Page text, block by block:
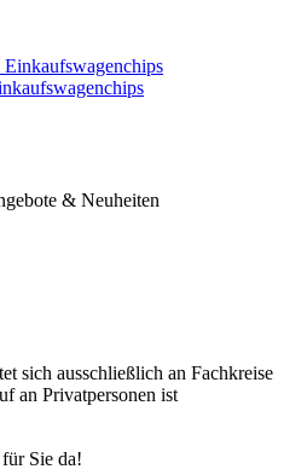
& Neuheiten
sich ausschließlich an Fachkreise
an Privatpersonen ist
Sie da!